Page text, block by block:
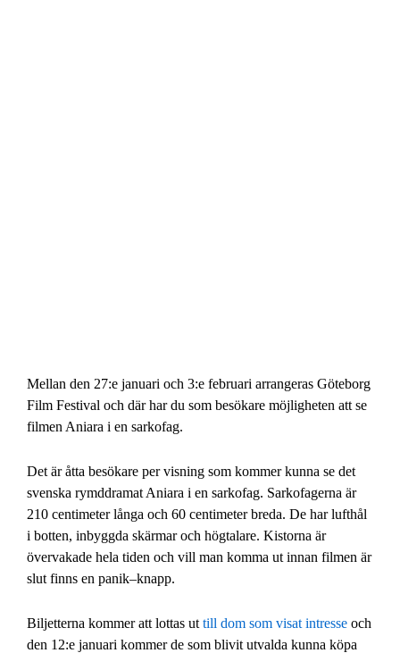
Mellan den 27:e januari och 3:e februari arrangeras Göteborg
Film Festival och där har du som besökare möjligheten att se
filmen Aniara i en sarkofag.
Det är åtta besökare per visning som kommer kunna se det
svenska rymddramat Aniara i en sarkofag. Sarkofagerna är
210 centimeter långa och 60 centimeter breda. De har lufthål
i botten, inbyggda skärmar och högtalare. Kistorna är
övervakade hela tiden och vill man komma ut innan filmen är
slut finns en panik–knapp.
Biljetterna kommer att lottas ut till dom som visat intresse och
den 12:e januari kommer de som blivit utvalda kunna köpa